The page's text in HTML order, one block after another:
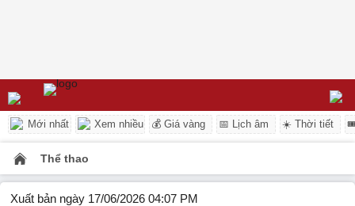
Mới nhất Xem nhiều 💰 Giá vàng 📅 Lịch âm ☀️ Thời tiết
Thể thao
Xuất bản ngày 17/06/2026 04:07 PM